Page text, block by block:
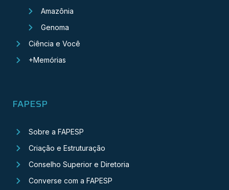
Amazônia
Genoma
Ciência e Você
+Memórias
FAPESP
Sobre a FAPESP
Criação e Estruturação
Conselho Superior e Diretoria
Converse com a FAPESP